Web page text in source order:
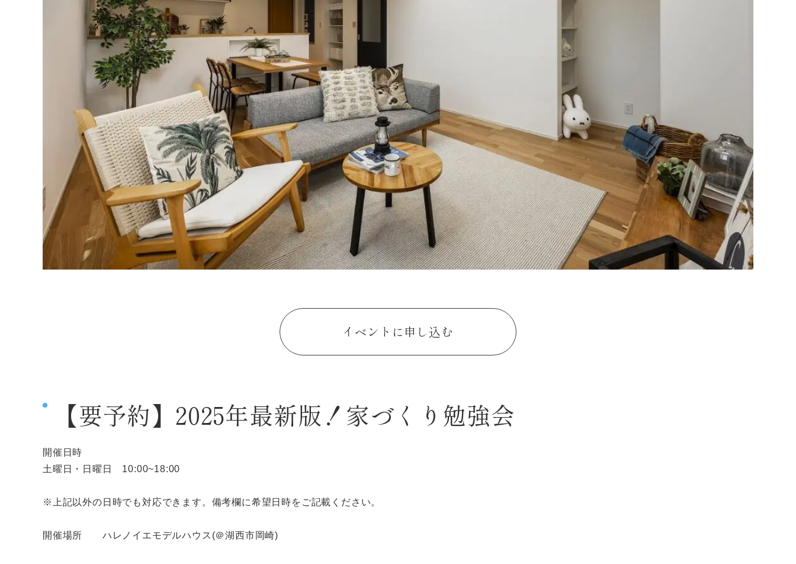
イベントに申し込む
【要予約】2025年最新版！家づくり勉強会
開催日時
土曜日・日曜日 10:00~18:00
※上記以外の日時でも対応できます。備考欄に希望日時をご記載ください。
開催場所 ハレノイエモデルハウス(＠湖西市岡崎)